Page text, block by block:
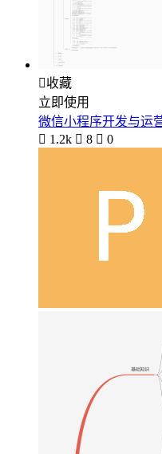
收藏
立即使用
微信小程序开发与运
 1.2k  8  0